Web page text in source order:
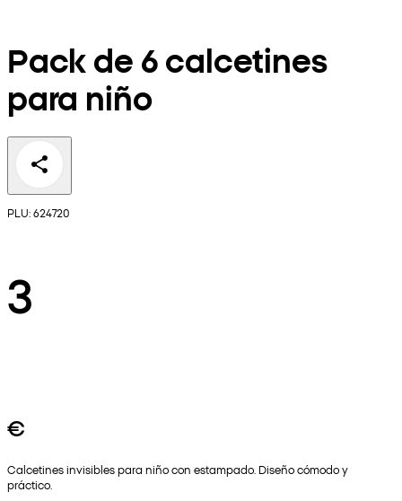
Pack de 6 calcetines
para niño
PLU: 624720
3
€
Calcetines invisibles para niño con estampado. Diseño cómodo y
práctico.